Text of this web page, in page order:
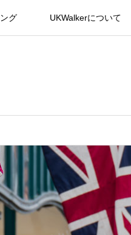
グ UKWalkerについて